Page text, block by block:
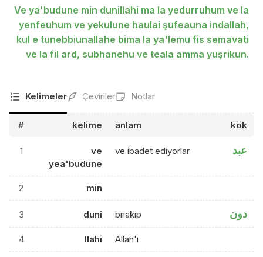
Ve ya'budune min dunillahi ma la yedurruhum ve la
yenfeuhum ve yekulune haulai şufeauna indallah,
kul e tunebbiunallahe bima la ya'lemu fis semavati
ve la fil ard, subhanehu ve teala amma yuşrikun.
Kelimeler Çeviriler Notlar
# kelime anlam kök
1
ve
yea'budune
ve ibadet ediyorlar عبد
2 min
3 duni bırakıp دون
4 llahi Allah'ı